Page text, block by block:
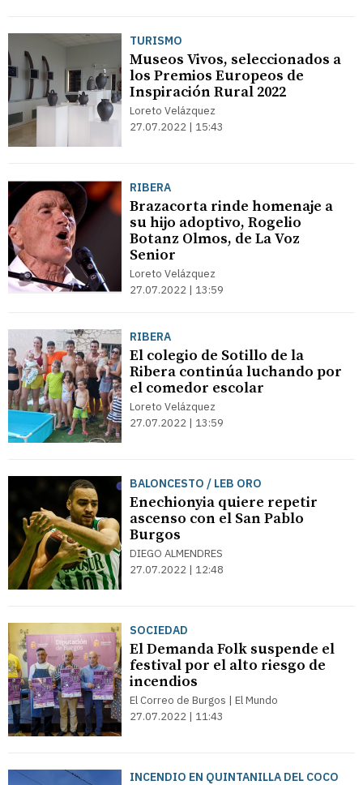
TURISMO
Museos Vivos, seleccionados a
los Premios Europeos de
Inspiración Rural 2022
Loreto Velázquez
27.07.2022 | 15:43
RIBERA
Brazacorta rinde homenaje a
su hijo adoptivo, Rogelio
Botanz Olmos, de La Voz
Senior
Loreto Velázquez
27.07.2022 | 13:59
RIBERA
El colegio de Sotillo de la
Ribera continúa luchando por
el comedor escolar
Loreto Velázquez
27.07.2022 | 13:59
BALONCESTO / LEB ORO
Enechionyia quiere repetir
ascenso con el San Pablo
Burgos
DIEGO ALMENDRES
27.07.2022 | 12:48
SOCIEDAD
El Demanda Folk suspende el
festival por el alto riesgo de
incendios
El Correo de Burgos | El Mundo
27.07.2022 | 11:43
INCENDIO EN QUINTANILLA DEL COCO